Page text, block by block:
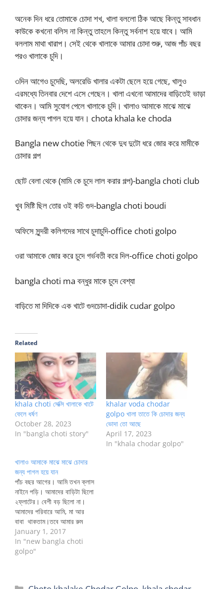
অনেক দিন ধরে তোমাকে চোদা শখ, খালা বললো ঠিক আছে কিন্তু সাবধান
কাউকে কখনো বলিস না কিন্তু তাহলে কিন্তু সর্বনাশ হয়ে যাবে। আমি
বললাম মাথা খারাপ। সেই থেকে খালাকে আমার চোদা শুরু, আজ পাঁচ বছর
পরও খালাকে চুদি।
৩দিন আগেও চুদেছি, অলরেডি খালার একটা ছেলে হয়ে গেছে, খালুও
এরমধ্যে তিনবার দেশে এসে গেছেন। খালা এখনো আমাদের বাড়িতেই ভাড়া
থাকেন। আমি সুযোগ পেলে খালাকে চুদি। খালাও আমাকে মাঝে মাঝে
চোদার জন্য পাগল হয়ে যান। chota khala ke choda
Bangla new chotie পিছন থেকে দুধ দুটো ধরে জোর করে মামীকে
চোদার গল্প
ছোট বেলা থেকে (মামি কে চুদে লাল করার গল্প)-bangla choti club
খুব মিষ্টি ছিল তোর ওই কচি গুদ-bangla choti boudi
অফিসে সুন্দরী কলিগদের সাথে চুদাচুদি-office choti golpo
ওরা আমাকে জোর করে চুদে গর্ভবতী করে দিল-office choti golpo
bangla choti ma বন্ধুর মাকে চুদে বেশ্যা
বাড়িতে মা দিদিকে এক খাটে গুদচোদা-didik cudar golpo
Related
khala choti সেক্সি খালাকে খাটে
ফেলে ধর্ষণ
October 28, 2023
In "bangla choti story"
khalar voda chodar
golpo খালা তাতে কি চোদার জন্য
ভোদা তো আছে
April 17, 2023
In "khala chodar golpo"
খালাও আমাকে মাঝে মাঝে চোদার
জন্য পাগল হয়ে যান
পাঁচ বছর আগের। আমি তখন ক্লাস
নাইনে পড়ি। আমাদের বাড়িটা ছিলো
২ফ্লাটের। বেশী বড় ছিলো না।
আমাদের পরিবারে আমি, মা আর
বাবা থাকতাম।তবে আমার রুম
ছিলো পাশের ফ্লাটের একটা রুম,
কারণ আমাদের ফ্লাটেছিল দুইটা বেড
রুম। তাই একটু রিলাক্সের জন্য আমি
January 1, 2017
In "new bangla choti
golpo"